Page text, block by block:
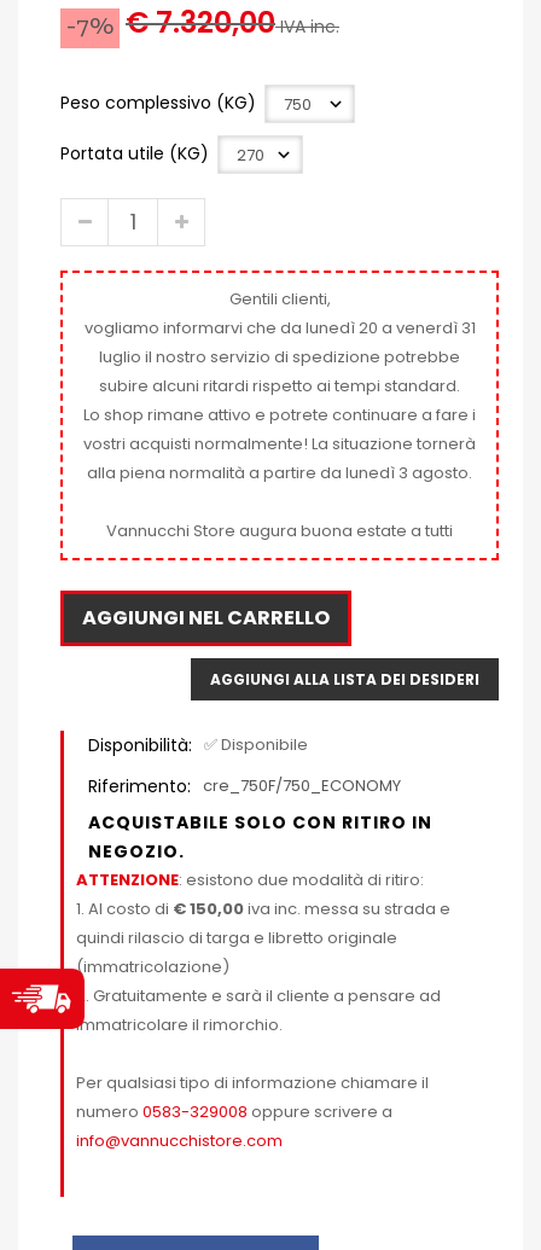
-7% € 7.320,00IVA inc.
Peso complessivo (KG)
Portata utile (KG)
Gentili clienti,
vogliamo informarvi che da lunedì 20 a venerdì 31
luglio il nostro servizio di spedizione potrebbe
subire alcuni ritardi rispetto ai tempi standard.
Lo shop rimane attivo e potrete continuare a fare i
vostri acquisti normalmente! La situazione tornerà
alla piena normalità a partire da lunedì 3 agosto.
Vannucchi Store augura buona estate a tutti
AGGIUNGI NEL CARRELLO
AGGIUNGI ALLA LISTA DEI DESIDERI
Disponibilità: ✅ Disponibile
Riferimento: cre_750F/750_ECONOMY
ACQUISTABILE SOLO CON RITIRO IN
NEGOZIO.
ATTENZIONE: esistono due modalità di ritiro:
1. Al costo di € 150,00iva inc. messa su strada e
quindi rilascio di targa e libretto originale
(immatricolazione)
2. Gratuitamente e sarà il cliente a pensare ad
immatricolare il rimorchio.
Per qualsiasi tipo di informazione chiamare il
numero 0583-329008 oppure scrivere a
info@vannucchistore.com